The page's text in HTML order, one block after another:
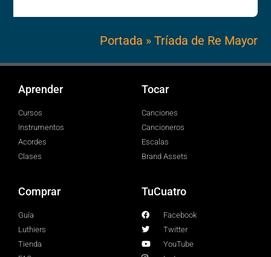
Portada » Tríada de Re Mayor
Aprender
Cursos
Instrumentos
Acordes
Clases
Tocar
Canciones
Cancioneros
Escalas
Brand Assets
Comprar
Guía
Luthiers
Tienda
TuCuatro
Facebook
Twitter
YouTube